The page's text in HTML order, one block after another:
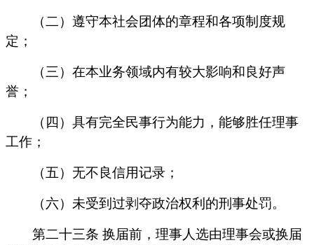
（二）遵守本社会团体的章程和各项制度规
定；
（三）在本业务领域内有较大影响和良好声
誉；
（四）具有完全民事行为能力，能够胜任理事
工作；
（五）无不良信用记录；
（六）未受到过剥夺政治权利的刑事处罚。
第二十三条 换届前，理事人选由理事会或换届